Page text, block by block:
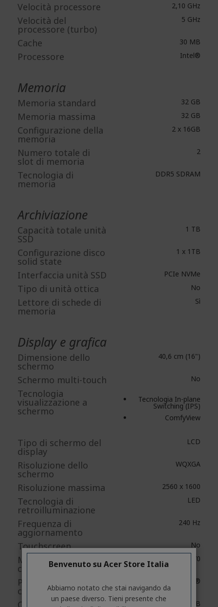
Velocità processore 2,10 GHz
Velocità del
processore (turbo)
5 GHz
Cache 30 MB
Processore Intel®
Memoria
Memoria standard 32 GB
Memoria massima 32 GB
Configurazione della
memoria
2 x 16GB
Numero totale di
slot di memoria
2
Tecnologia di
memoria
DDR5 SDRAM
Archiviazione
Capacità totale unità
SSD
1 TB
Configurazione disco
solid state
1 x 1TB
Interfaccia unità SSD PCIe NVMe
Tipo di unità ottica No
Lettore di schede di
memoria
Sì
Display e grafica
Dimensione dello
schermo
40,6 cm (16")
Schermo multi-touch No
Tecnologia
visualizzazione a
schermo
Tecnologia In-plane
Switching (IPS)
ComfyView
Tipo di schermo del
display
LCD
Risoluzione dello
schermo
WQXGA
Risoluzione massima 2560 x 1600
Tecnologia di
retroilluminazione
LED
Frequenza di
aggiornamento
240 Hz
Touchscreen No
Modello del
controller grafico
GeForce RTX™ 4070
Produttore del
controller grafico
NVIDIA®
Capacità memoria 8 GB
Benvenuto su Acer Store Italia
Abbiamo notato che stai navigando da
un paese diverso. Tieni presente che